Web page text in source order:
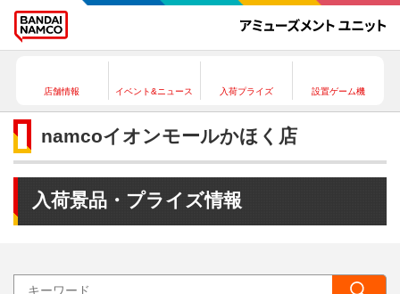
店舗情報 イベント&ニュース 入荷プライズ 設置ゲーム機
namcoイオンモールかほく店
入荷景品・プライズ情報